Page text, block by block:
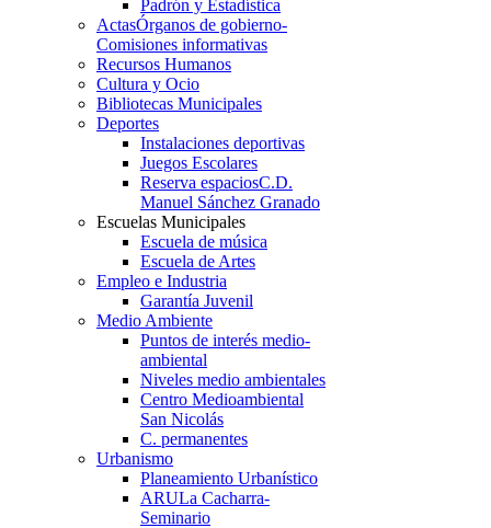
Padrón y Estadística
ActasÓrganos de gobierno-
Comisiones informativas
Recursos Humanos
Cultura y Ocio
Bibliotecas Municipales
Deportes
Instalaciones deportivas
Juegos Escolares
Reserva espaciosC.D.
Manuel Sánchez Granado
Escuelas Municipales
Escuela de música
Escuela de Artes
Empleo e Industria
Garantía Juvenil
Medio Ambiente
Puntos de interés medio-
ambiental
Niveles medio ambientales
Centro Medioambiental
San Nicolás
C. permanentes
Urbanismo
Planeamiento Urbanístico
ARULa Cacharra-
Seminario